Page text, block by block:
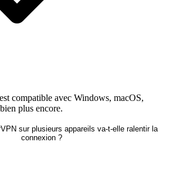
compatible avec Windows, macOS,
plus encore.
sur plusieurs appareils va-t-elle ralentir la
connexion ?